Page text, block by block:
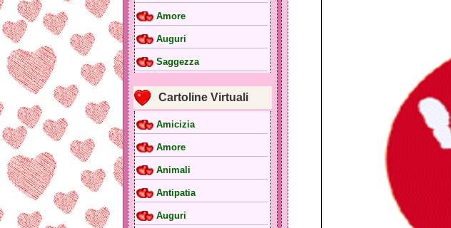
Amore
Auguri
Saggezza
Cartoline Virtuali
Amicizia
Amore
Animali
Antipatia
Auguri